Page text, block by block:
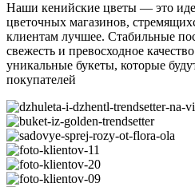
Наши кенийские цветы — это
цветочных магазинов,
клиентам лучшее. Стабильные
свежесть и превосходное
уникальные букеты, которые
покупателей